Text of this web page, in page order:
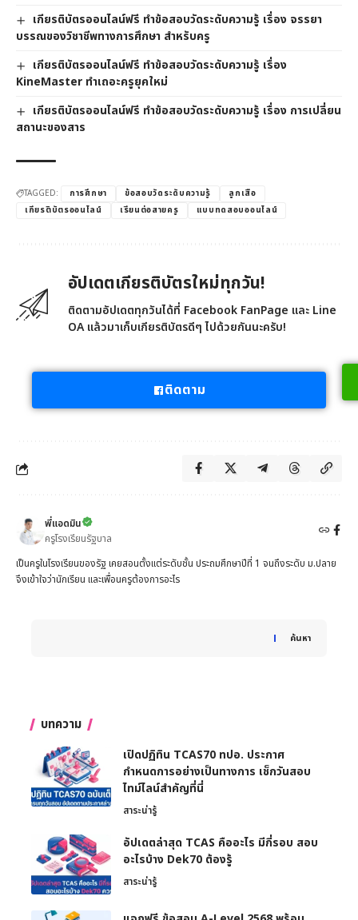
เกียรติบัตรออนไลน์ฟรี ทำข้อสอบวัดระดับความรู้ เรื่อง จรรยา
บรรณของวิชาชีพทางการศึกษา สำหรับครู
เกียรติบัตรออนไลน์ฟรี ทำข้อสอบวัดระดับความรู้ เรื่อง
KineMaster ทำเถอะครูยุคใหม่
เกียรติบัตรออนไลน์ฟรี ทำข้อสอบวัดระดับความรู้ เรื่อง การเปลี่ยน
สถานะของสาร
TAGGED: การศึกษา ข้อสอบวัดระดับความรู้
ลูกเสือ
เกียรติบัตรออนไลน์
เรียนต่อสายครู แบบทดสอบออนไลน์
อัปเดตเกียรติบัตรใหม่ทุกวัน!
ติดตามอัปเดตทุกวันได้ที่ Facebook FanPage และ Line
OA แล้วมาเก็บเกียรติบัตรดีๆ ไปด้วยกันนะครับ!
ติดตาม
พี่แอดมิน
ครูโรงเรียนรัฐบาล
เป็นครูในโรงเรียนของรัฐ เคยสอนตั้งแต่ระดับชั้น ประถมศึกษาปีที่ 1 จนถึงระดับ ม.ปลาย
จึงเข้าใจว่านักเรียน และเพื่อนครูต้องการอะไร
ค้นหา
When autocomplete results are available use up and
บทความ
เปิดปฏิทิน TCAS70 ทปอ. ประกาศ
กำหนดการอย่างเป็นทางการ เช็กวันสอบ
ไทม์ไลน์สำคัญที่นี่
สาระน่ารู้
อัปเดตล่าสุด TCAS คืออะไร มีกี่รอบ สอบ
อะไรบ้าง Dek70 ต้องรู้
สาระน่ารู้